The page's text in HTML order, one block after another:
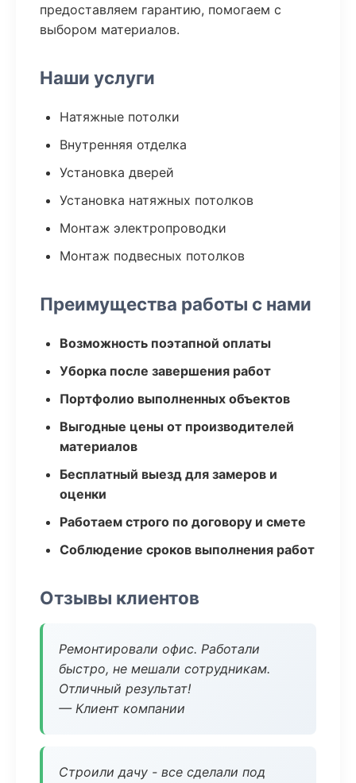
предоставляем гарантию, помогаем с
выбором материалов.
Наши услуги
Натяжные потолки
Внутренняя отделка
Установка дверей
Установка натяжных потолков
Монтаж электропроводки
Монтаж подвесных потолков
Преимущества работы с нами
Возможность поэтапной оплаты
Уборка после завершения работ
Портфолио выполненных объектов
Выгодные цены от производителей
материалов
Бесплатный выезд для замеров и
оценки
Работаем строго по договору и смете
Соблюдение сроков выполнения работ
Отзывы клиентов
Ремонтировали офис. Работали
быстро, не мешали сотрудникам.
Отличный результат!
— Клиент компании
Строили дачу - все сделали под